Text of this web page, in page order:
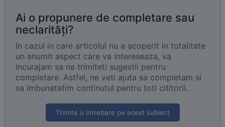
Ai o propunere de completare sau
neclarități?
In cazul in care articolul nu a acoperit in totalitate
un anumit aspect care va intereseaza, va
incurajam sa ne trimiteti sugestii pentru
completare. Astfel, ne veti ajuta sa completam si
sa imbunatatim continutul pentru toti cititorii.
Trimite o intrebare pe acest subiect